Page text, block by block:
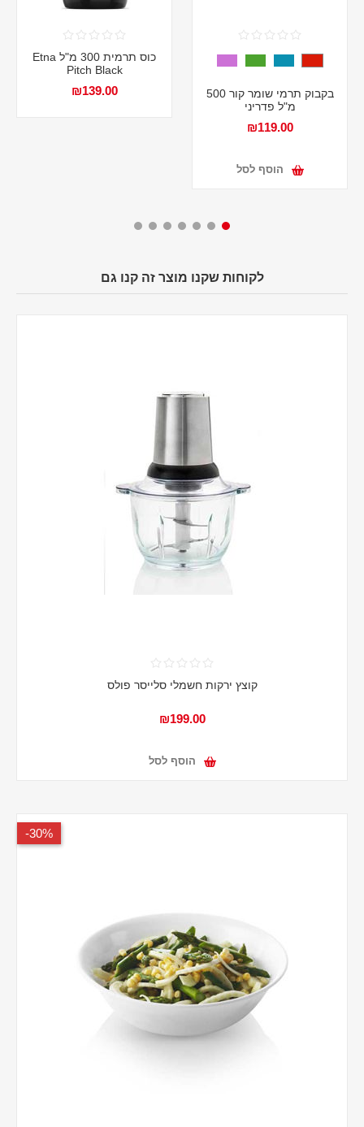
בקבוק תרמי שומר קור 500
מ"ל פדריני
₪119.00
הוסף לסל
כוס תרמית 300 מ"ל Etna
Pitch Black
₪139.00
לקוחות שקנו מוצר זה קנו גם
קוצץ ירקות חשמלי סלייסר פולס
₪199.00
הוסף לסל
30%-